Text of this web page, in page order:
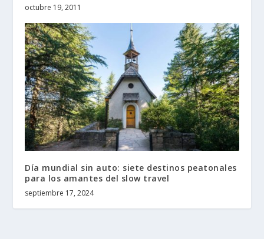
octubre 19, 2011
Día mundial sin auto: siete destinos peatonales
para los amantes del slow travel
septiembre 17, 2024